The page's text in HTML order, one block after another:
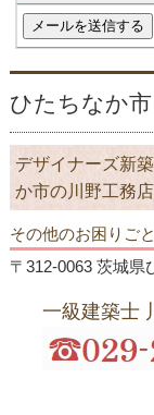
ひたちなか
デザイナーズ新
か市の川野工務
その他のお困りご
〒312-0063 茨城県
一級建築士